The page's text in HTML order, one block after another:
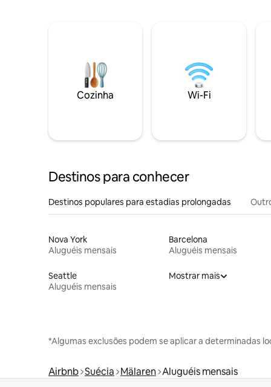
Cozinha Wi-Fi
Destinos para conhecer
Destinos populares para estadias prolongadas
Nova York
Aluguéis mensais
Barcelona
Aluguéis mensais
Seattle
Aluguéis mensais
Mostrar mais
*Algumas exclusões podem se aplicar a determinadas
Airbnb Suécia Mälaren Aluguéis mensais